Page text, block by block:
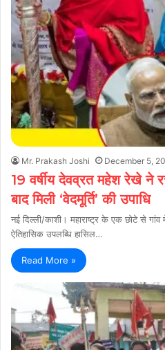
Mr. Prakash Joshi December 5,
19 वर्षीय देवव्रत महेश रेखे ने
बाद मिली ‘वेदमूर्ति’ की उपाधि
नई दिल्ली/काशी। महाराष्ट्र के एक छोटे से
ऐतिहासिक उपलब्धि हासिल…
Read More »